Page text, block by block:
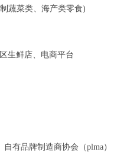
蔬菜类、海产类零食)
生鲜店、电商平台
有品牌制造商协会（plma）